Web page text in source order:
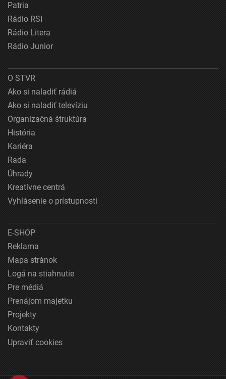
Patria
Rádio RSI
Rádio Litera
Rádio Junior
O STVR
Ako si naladiť rádiá
Ako si naladiť televíziu
Organizačná štruktúra
História
Kariéra
Rada
Úhrady
Kreatívne centrá
Vyhlásenie o prístupnosti
E-SHOP
Reklama
Mapa stránok
Logá na stiahnutie
Pre médiá
Prenájom majetku
Projekty
Kontakty
Upraviť cookies